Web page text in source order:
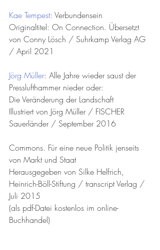
Kae Tempest: Verbundensein
Originaltitel: On Connection. Übersetzt
von Conny Lösch / Suhrkamp Verlag AG
/ April 2021
Jörg Müller: Alle Jahre wieder saust der
Presslufthammer nieder oder:
Die Veränderung der Landschaft
Illustriert von Jörg Müller / FISCHER
Sauerländer / September 2016
Commons. Für eine neue Politik jenseits
von Markt und Staat
Herausgegeben von Silke Helfrich,
Heinrich-Böll-Stiftung / transcript Verlag /
Juli 2015
(als pdf-Datei kostenlos im online-
Buchhandel)